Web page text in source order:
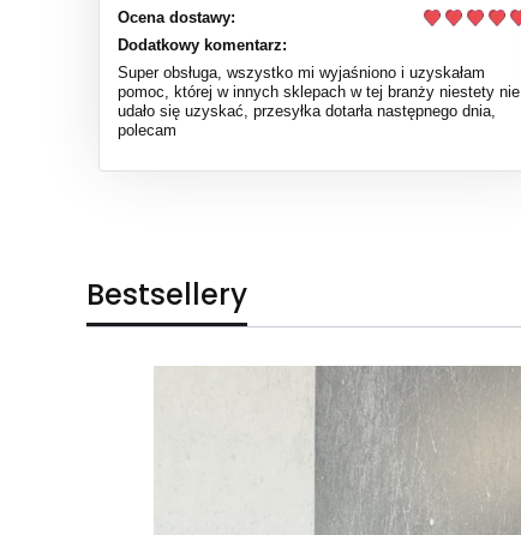
Ocena dostawy:
Dodatkowy komentarz:
Super obsługa, wszystko mi wyjaśniono i uzyskałam
pomoc, której w innych sklepach w tej branży niestety nie
udało się uzyskać, przesyłka dotarła następnego dnia,
polecam
Bestsellery